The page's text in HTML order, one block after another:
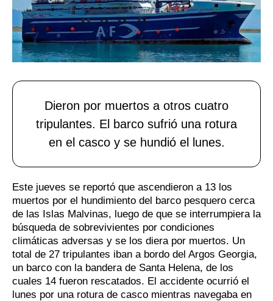
Dieron por muertos a otros cuatro
tripulantes. El barco sufrió una rotura
en el casco y se hundió el lunes.
Este jueves se reportó que ascendieron a 13 los
muertos por el hundimiento del barco pesquero cerca
de las Islas Malvinas, luego de que se interrumpiera la
búsqueda de sobrevivientes por condiciones
climáticas adversas y se los diera por muertos. Un
total de 27 tripulantes iban a bordo del Argos Georgia,
un barco con la bandera de Santa Helena, de los
cuales 14 fueron rescatados. El accidente ocurrió el
lunes por una rotura de casco mientras navegaba en